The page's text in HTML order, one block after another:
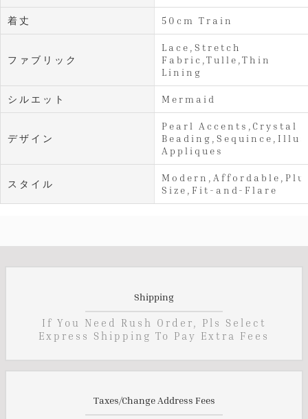
着丈 50cm Train
ファブリック
Lace,Stretch
Fabric,Tulle,Thin
Lining
シルエット Mermaid
デザイン
Pearl Accents,Crystal
Appliques
スタイル
Size,Fit-and-Flare
Shipping
If You Need Rush Order, Pls Select
Express Shipping To Pay Extra Fees
Taxes/Change Address Fees